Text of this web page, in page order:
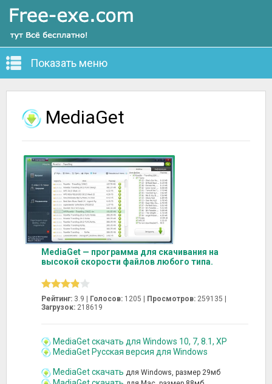
Показать меню
MediaGet
MediaGet — программа для скачивания на
высокой скорости файлов любого типа.
Рейтинг: 3.9 | Голосов: 1205 | Просмотров: 259135 |
Загрузок: 218619
MediaGet скачать для Windows 10, 7, 8.1, XP
MediaGet Русская версия для Windows
MediaGet скачать для Windows, размер 29мб